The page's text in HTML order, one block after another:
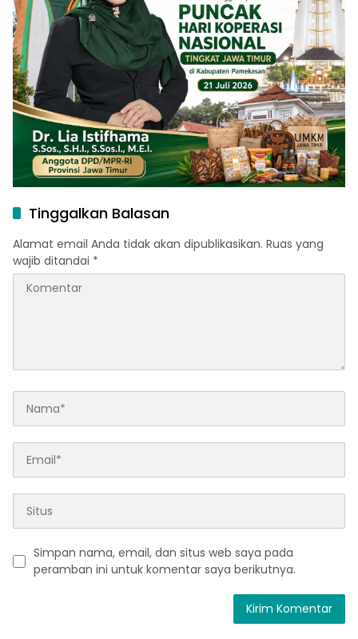
Tinggalkan Balasan
Alamat email Anda tidak akan dipublikasikan. Ruas yang
wajib ditandai *
Simpan nama, email, dan situs web saya pada
peramban ini untuk komentar saya berikutnya.